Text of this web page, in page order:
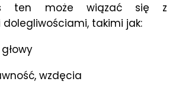
ten może wiązać się z
takimi jak:
wzdęcia